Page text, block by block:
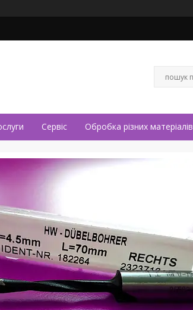
Сервіс Обробка різних матеріалів